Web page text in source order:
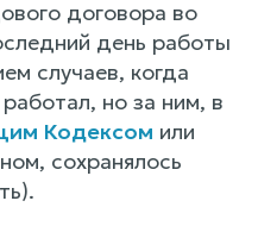
договора во
день работы
случаев, когда
но за ним, в
Кодексом или
сохранялось